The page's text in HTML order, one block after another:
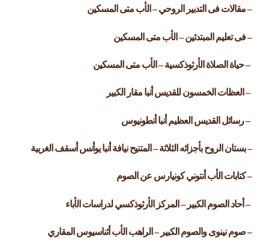
– مقالات فى التدبير الروحي – الأب متى المسكين
– فى تعليم المبتدئين – الأب متى المسكين
– حياة الصلاة الأرثوذكسية – الأب متى المسكين
– العظات الخمسون للقديس أنبا مقار الكبير
– رسائل القديس العظيم أنبا أنطونيوس
– بستان الروح بأجزائه الثلاثة – المتنيح نيافة أنبا يوأنس أسقف الغربية
– كتابات الأب أنتوني كونيارس عن الصوم
– أحاد الصوم الكبير – المركز الأرثوذكسي لدراسات الأباء
– صوم نينوى والصوم الكبير – الراهب الأب أثناسيوس المقاري